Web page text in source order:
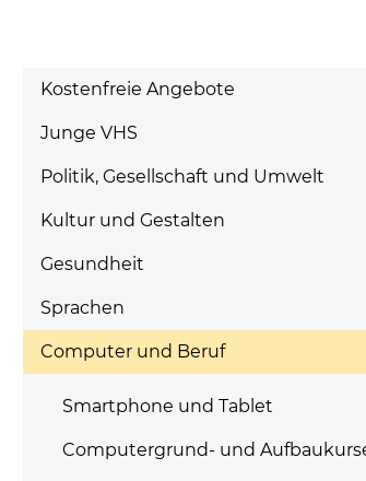
Kostenfreie Angebote
Junge VHS
Politik, Gesellschaft und Umwelt
Kultur und Gestalten
Gesundheit
Sprachen
Computer und Beruf
Smartphone und Tablet
Computergrund- und